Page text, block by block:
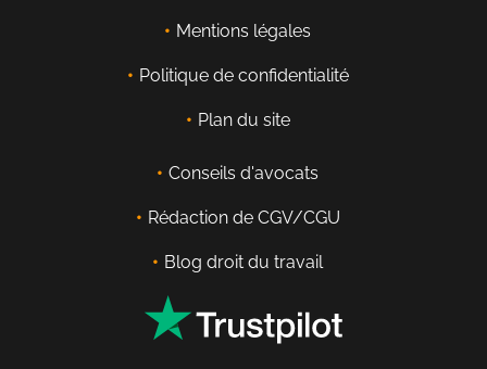
Mentions légales
Politique de confidentialité
Plan du site
Conseils d'avocats
Rédaction de CGV/CGU
Blog droit du travail